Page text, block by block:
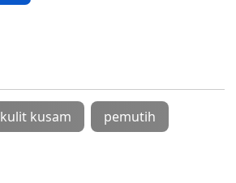
kulit kusam pemutih